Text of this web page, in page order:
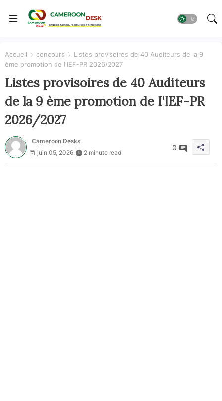
Accueil concours
Listes provisoires de 40 Auditeurs de la 9
ème promotion de I'IEF-PR 2026/2027
Listes provisoires de 40 Auditeurs
de la 9 ème promotion de I'IEF-PR
2026/2027
Cameroon Desks
juin 05, 2026
2 minute read
0